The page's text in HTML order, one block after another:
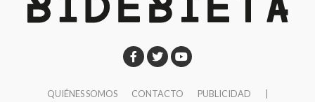
QUIÉNES SOMOS CONTACTO PUBLICIDAD